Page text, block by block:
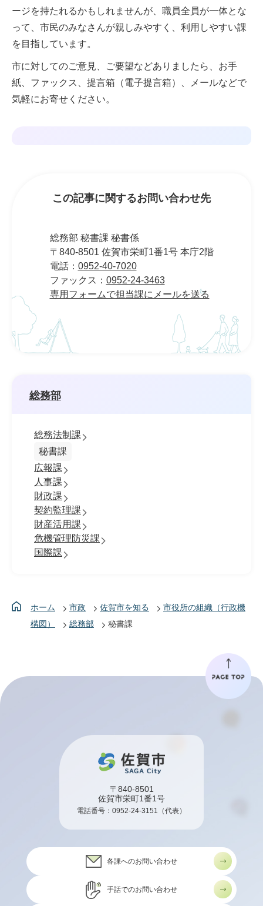
ージを持たれるかもしれませんが、職員全員が一体とな
って、市民のみなさんが親しみやすく、利用しやすい課
を目指しています。
市に対してのご意見、ご要望などありましたら、お手
紙、ファックス、提言箱（電子提言箱）、メールなどで
気軽にお寄せください。
この記事に関するお問い合わせ先
総務部 秘書課 秘書係
〒840-8501 佐賀市栄町1番1号 本庁2階
電話： 0952-40-7020
ファックス： 0952-24-3463
専用フォームで担当課にメールを送る
総務部
総務法制課
秘書課
広報課
人事課
財政課
契約監理課
財産活用課
危機管理防災課
国際課
ホーム 市政 佐賀市を知る
市役所の組織（行政機
構図）
総務部 秘書課
〒840-8501
佐賀市栄町1番1号
電話番号： 0952-24-3151 （代表）
各課へのお問い合わせ
手話でのお問い合わせ